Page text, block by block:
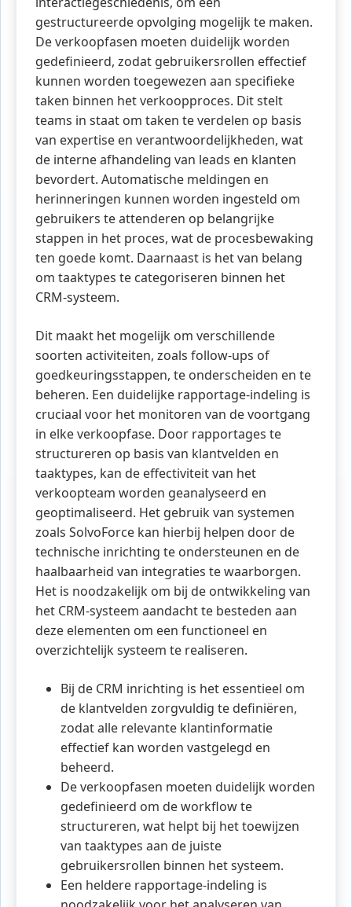
gestructureerde opvolging mogelijk te maken.
De verkoopfasen moeten duidelijk worden
gedefinieerd, zodat gebruikersrollen effectief
kunnen worden toegewezen aan specifieke
taken binnen het verkoopproces. Dit stelt
teams in staat om taken te verdelen op basis
van expertise en verantwoordelijkheden, wat
de interne afhandeling van leads en klanten
bevordert. Automatische meldingen en
herinneringen kunnen worden ingesteld om
gebruikers te attenderen op belangrijke
stappen in het proces, wat de procesbewaking
ten goede komt. Daarnaast is het van belang
om taaktypes te categoriseren binnen het
CRM-systeem.
Dit maakt het mogelijk om verschillende
soorten activiteiten, zoals follow-ups of
goedkeuringsstappen, te onderscheiden en te
beheren. Een duidelijke rapportage-indeling is
cruciaal voor het monitoren van de voortgang
in elke verkoopfase. Door rapportages te
structureren op basis van klantvelden en
taaktypes, kan de effectiviteit van het
verkoopteam worden geanalyseerd en
geoptimaliseerd. Het gebruik van systemen
zoals SolvoForce kan hierbij helpen door de
technische inrichting te ondersteunen en de
haalbaarheid van integraties te waarborgen.
Het is noodzakelijk om bij de ontwikkeling van
het CRM-systeem aandacht te besteden aan
deze elementen om een functioneel en
overzichtelijk systeem te realiseren.
Bij de CRM inrichting is het essentieel om
de klantvelden zorgvuldig te definiëren,
zodat alle relevante klantinformatie
effectief kan worden vastgelegd en
beheerd.
De verkoopfasen moeten duidelijk worden
gedefinieerd om de workflow te
structureren, wat helpt bij het toewijzen
van taaktypes aan de juiste
gebruikersrollen binnen het systeem.
Een heldere rapportage-indeling is